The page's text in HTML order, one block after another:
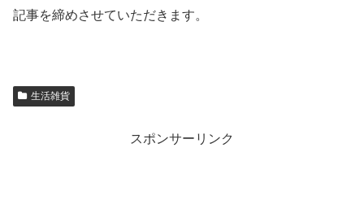
記事を締めさせていただきます。
生活雑貨
スポンサーリンク